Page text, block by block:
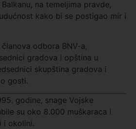
na temeljima pravde,
kako bi se postigao mir i
odbora BNV-a,
gradova i opština u
skupština gradova i
gosti.
godine, snage Vojske
su oko 8.000 muškaraca i
i okolini.